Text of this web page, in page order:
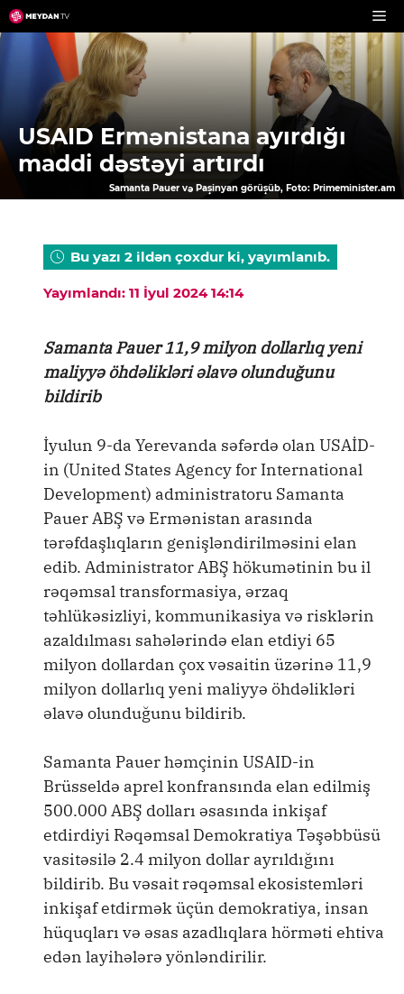
Skip
to
content
USAID Ermənistana ayırdığı
maddi dəstəyi artırdı
Samanta Pauer və Paşinyan görüşüb, Foto: Primeminister.am
Bu yazı 2 ildən çoxdur ki, yayımlanıb.
Yayımlandı: 11 İyul 2024 14:14
Samanta Pauer 11,9 milyon dollarlıq yeni
maliyyə öhdəlikləri əlavə olunduğunu
bildirib
İyulun 9-da Yerevanda səfərdə olan USAİD-
in (United States Agency for International
Development) administratoru Samanta
Pauer ABŞ və Ermənistan arasında
tərəfdaşlıqların genişləndirilməsini elan
edib. Administrator ABŞ hökumətinin bu il
rəqəmsal transformasiya, ərzaq
təhlükəsizliyi, kommunikasiya və risklərin
azaldılması sahələrində elan etdiyi 65
milyon dollardan çox vəsaitin üzərinə 11,9
milyon dollarlıq yeni maliyyə öhdəlikləri
əlavə olunduğunu bildirib.
Samanta Pauer həmçinin USAID-in
Brüsseldə aprel konfransında elan edilmiş
500.000 ABŞ dolları əsasında inkişaf
etdirdiyi Rəqəmsal Demokratiya Təşəbbüsü
vasitəsilə 2.4 milyon dollar ayrıldığını
bildirib. Bu vəsait rəqəmsal ekosistemləri
inkişaf etdirmək üçün demokratiya, insan
hüquqları və əsas azadlıqlara hörməti ehtiva
edən layihələrə yönləndirilir.